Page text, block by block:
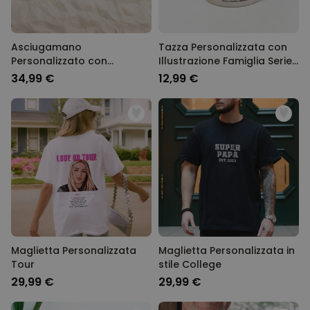
Asciugamano
Personalizzato con
Illustrazione Famiglia Serie
34,99 €
Tazza Personalizzata con
Illustrazione Famiglia Serie
Animata
12,99 €
Maglietta Personalizzata
Tour
29,99 €
Maglietta Personalizzata in
stile College
29,99 €